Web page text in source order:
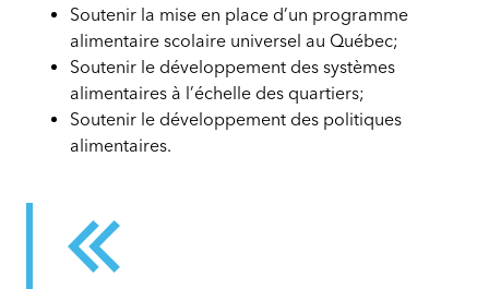
Soutenir la mise en place d’un programme
alimentaire scolaire universel au Québec;
Soutenir le développement des systèmes
alimentaires à l’échelle des quartiers;
Soutenir le développement des politiques
alimentaires.